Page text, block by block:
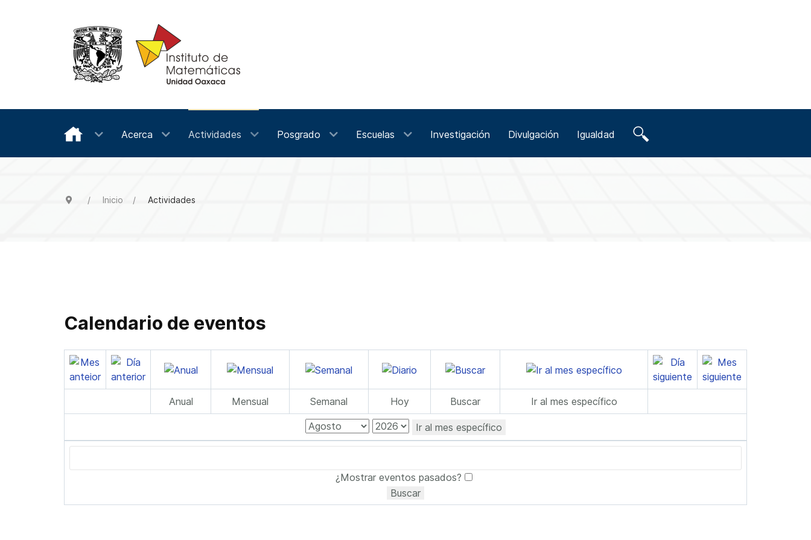
Acerca Actividades Posgrado Escuelas Investigación Divulgación Igualdad
Inicio Actividades
Calendario de eventos
Anual Mensual Semanal Hoy Buscar Ir al mes específico
Ir al mes específico
¿Mostrar eventos pasados?